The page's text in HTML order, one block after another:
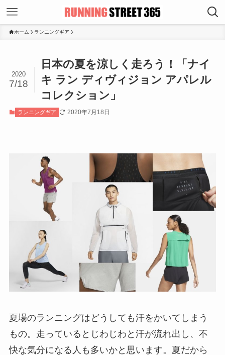
ホーム ランニングギア
日本の夏を涼しく走ろう！「ナイ
キ ラン ディヴィジョン アパレル
コレクション」
2020
7/18
ランニングギア 2020年7月18日
夏場のランニングはどうしても汗をかいてしまう
もの。走っているとじわじわと汗が流れ出し、不
快な気分になる人も多いかと思います。夏だから